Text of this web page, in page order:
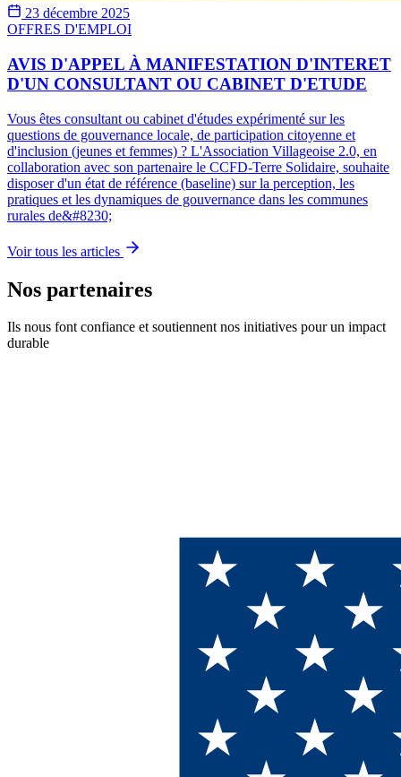
23 décembre 2025
OFFRES D'EMPLOI
AVIS D'APPEL À MANIFESTATION D'INTERET
D'UN CONSULTANT OU CABINET D'ETUDE
Vous êtes consultant ou cabinet d'études expérimenté sur les
questions de gouvernance locale, de participation citoyenne et
d'inclusion (jeunes et femmes) ? L'Association Villageoise 2.0, en
collaboration avec son partenaire le CCFD-Terre Solidaire, souhaite
disposer d'un état de référence (baseline) sur la perception, les
pratiques et les dynamiques de gouvernance dans les communes
rurales de&#8230;
Voir tous les articles
Nos partenaires
Ils nous font confiance et soutiennent nos initiatives pour un impact
durable